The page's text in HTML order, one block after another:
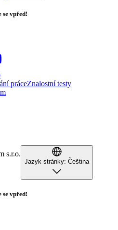
se vpřed!
práceZnalostní testy
s.r.o.
Jazyk stránky: Čeština
se vpřed!